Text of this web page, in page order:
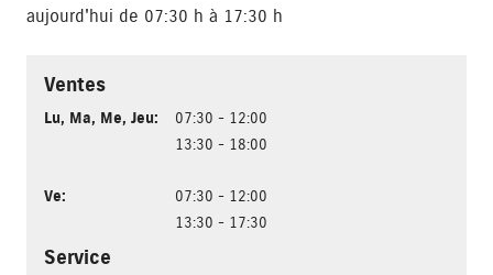
aujourd'hui de 07:30 h à 17:30 h
Ventes
Lu, Ma, Me, Jeu:
07:30 - 12:00
13:30 - 18:00
Ve:
07:30 - 12:00
13:30 - 17:30
Service